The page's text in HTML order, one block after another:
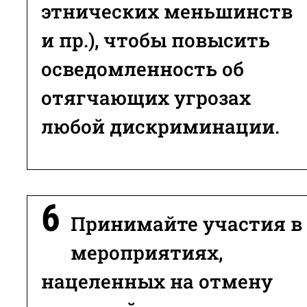
этнических меньшинств
и пр.), чтобы повысить
осведомленность об
отягчающих угрозах
любой дискриминации.
Принимайте участия в
мероприятиях,
нацеленных на отмену